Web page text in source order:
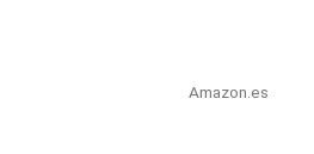
Amazon.es